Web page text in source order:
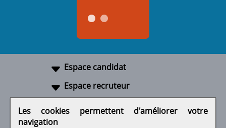
Espace candidat
Espace recruteur
Les cookies permettent d'améliorer votre
navigation